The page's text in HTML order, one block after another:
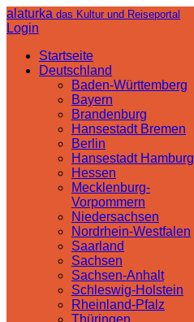
alaturka das Kultur und Reiseportal
Login
Startseite
Deutschland
Baden-Württemberg
Bayern
Brandenburg
Hansestadt Bremen
Berlin
Hansestadt Hamburg
Hessen
Mecklenburg-
Vorpommern
Niedersachsen
Nordrhein-Westfalen
Saarland
Sachsen
Sachsen-Anhalt
Schleswig-Holstein
Rheinland-Pfalz
Thüringen